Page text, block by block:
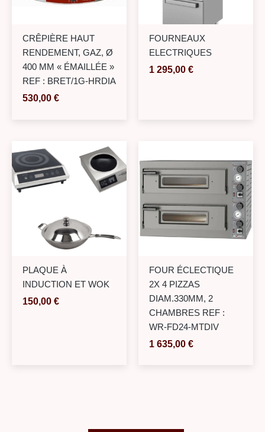
CRÊPIÈRE HAUT
RENDEMENT, GAZ, Ø
400 MM « ÉMAILLÉE »
REF : BRET/1G-HRDIA
530,00 €
FOURNEAUX
ELECTRIQUES
1 295,00 €
PLAQUE À
INDUCTION ET WOK
150,00 €
FOUR ÉCLECTIQUE
2X 4 PIZZAS
DIAM.330MM, 2
CHAMBRES REF :
WR-FD24-MTDIV
1 635,00 €